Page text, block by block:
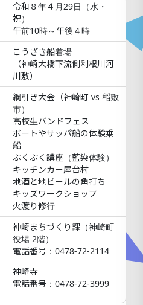
令和８年４月29日（水・
祝）
午前10時～午後４時
こうざき船着場
（神崎大橋下流側利根川河
川敷）
綱引き大会（神崎町 vs 稲敷
市）
高校生バンドフェス
ボートやサッパ船の体験乗
船
ぷくぷく講座（藍染体験）
キッチンカー屋台村
地酒と地ビールの角打ち
キッズワークショップ
火渡り修行
神崎まちづくり課（神崎町
役場 2階）
電話番号：0478-72-2114
神崎寺
電話番号：0478-72-3999